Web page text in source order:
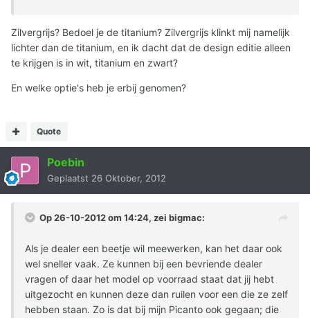
Zilvergrijs? Bedoel je de titanium? Zilvergrijs klinkt mij namelijk
lichter dan de titanium, en ik dacht dat de design editie alleen
te krijgen is in wit, titanium en zwart?
En welke optie's heb je erbij genomen?
Quote
Poebin
Geplaatst 26 Oktober, 2012
Op 26-10-2012 om 14:24, zei bigmac:
Als je dealer een beetje wil meewerken, kan het daar ook
wel sneller vaak. Ze kunnen bij een bevriende dealer
vragen of daar het model op voorraad staat dat jij hebt
uitgezocht en kunnen deze dan ruilen voor een die ze zelf
hebben staan. Zo is dat bij mijn Picanto ook gegaan; die